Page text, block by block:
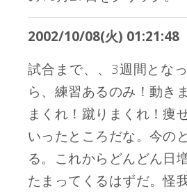
2002/10/08(火) 01:21:48
試合まで、、3週間とな
ら、練習あるのみ！動き
まくれ！蹴りまくれ！痩
いったところだな。今の
る。これからどんどん日
たまってくるはずだ。怪